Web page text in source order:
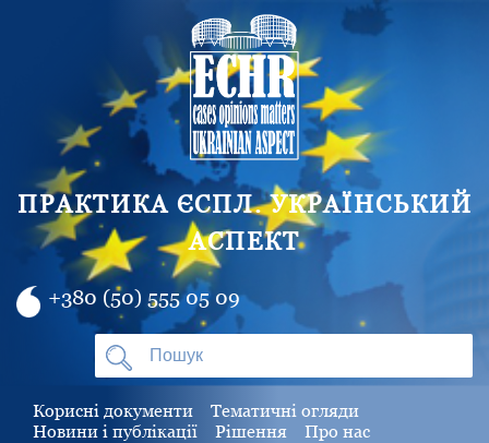
ПРАКТИКА ЄСПЛ. УКРАЇНСЬКИЙ
АСПЕКТ
+380 (50) 555 05 09
Корисні документи
Тематичні огляди
Новини і публікації
Рішення Про нас